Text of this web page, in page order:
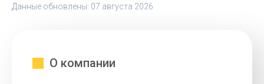
Данные обновлены: 07 августа 2026
О компании